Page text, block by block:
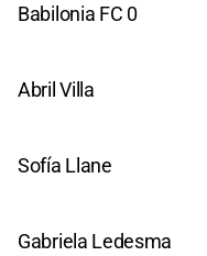
Babilonia FC 0
Abril Villa
Sofía Llane
Gabriela Ledesma